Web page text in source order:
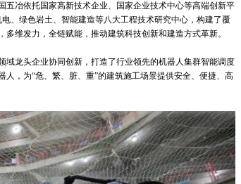
冶依托国家高新技术企业、国家企业技术中心等高端创新平
、绿色岩土、智能建造等八大工程技术研究中心，构建了覆
维发力，全链赋能，推动建筑科技创新和建造方式革新。
龙头企业协同创新，打造了行业领先的机器人集群智能调度
，为“危、繁、脏、重”的建筑施工场景提供安全、便捷、高